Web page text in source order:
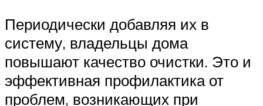
Периодически добавляя их в
систему, владельцы дома
повышают качество очистки. Это и
эффективная профилактика от
проблем, возникающих при